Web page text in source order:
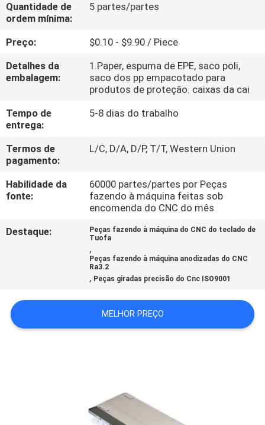
FÁBRICA
CONTROLE
DE
QUALIDADE
CONTACTE-
NOS
NOTÍCIAS
UM
ORÇAMENTO
MAPA
DO
SITE
PRIVACIDADE
Quantidade de
ordem mínima:
5 partes/partes
Preço:
$0.10 - $9.90 / Piece
Detalhes da
embalagem:
1.Paper, espuma de EPE, saco poli,
saco dos pp empacotado para
produtos de proteção. caixas da cai
Tempo de
entrega:
5-8 dias do trabalho
Termos de
pagamento:
L/C, D/A, D/P, T/T, Western Union
Habilidade da
fonte:
60000 partes/partes por Peças
fazendo à máquina feitas sob
encomenda do CNC do mês
Destaque:
Peças fazendo à máquina do CNC do teclado de
Tuofa
,
Peças fazendo à máquina anodizadas do CNC
Ra3.2
, Peças giradas precisão do Cnc ISO9001
MELHOR PREÇO